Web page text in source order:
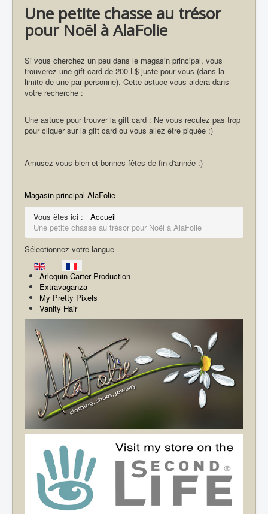
Une petite chasse au trésor
pour Noël à AlaFolie
Si vous cherchez un peu dans le magasin principal, vous
trouverez une gift card de 200 L$ juste pour vous (dans la
limite de une par personne). Cette astuce vous aidera dans
votre recherche :
Une astuce pour trouver la gift card : Ne vous reculez pas trop
pour cliquer sur la gift card ou vous allez être piquée :)
Amusez-vous bien et bonnes fêtes de fin d'année :)
Magasin principal AlaFolie
Vous êtes ici :
Accueil
Une petite chasse au trésor pour Noël à AlaFolie
Sélectionnez votre langue
Arlequin Carter Production
Extravaganza
My Pretty Pixels
Vanity Hair